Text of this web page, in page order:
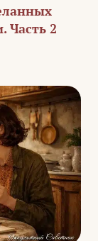
Часть 2